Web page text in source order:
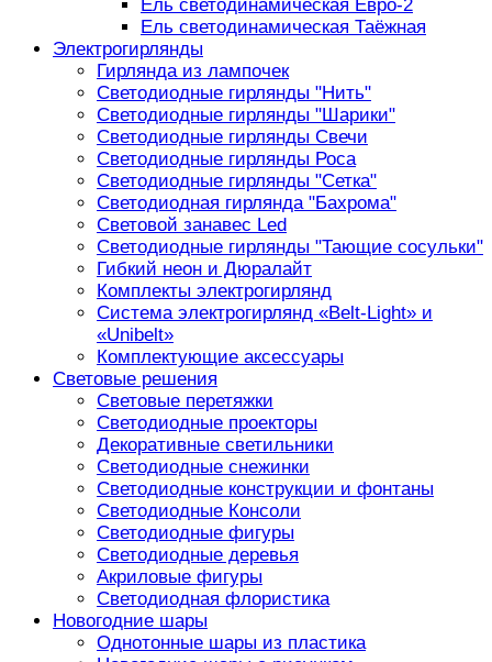
Ель светодинамическая Евро-2
Ель светодинамическая Таёжная
Электрогирлянды
Гирлянда из лампочек
Светодиодные гирлянды "Нить"
Светодиодные гирлянды "Шарики"
Светодиодные гирлянды Свечи
Светодиодные гирлянды Роса
Светодиодные гирлянды "Сетка"
Светодиодная гирлянда "Бахрома"
Световой занавес Led
Светодиодные гирлянды "Тающие сосульки"
Гибкий неон и Дюралайт
Комплекты электрогирлянд
Система электрогирлянд «Belt-Light» и
«Unibelt»
Комплектующие аксессуары
Световые решения
Световые перетяжки
Светодиодные проекторы
Декоративные светильники
Светодиодные снежинки
Светодиодные конструкции и фонтаны
Светодиодные Консоли
Светодиодные фигуры
Светодиодные деревья
Акриловые фигуры
Светодиодная флористика
Новогодние шары
Однотонные шары из пластика